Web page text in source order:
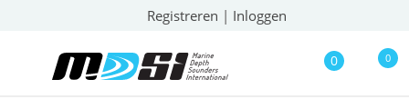
Registreren | Inloggen
0 0